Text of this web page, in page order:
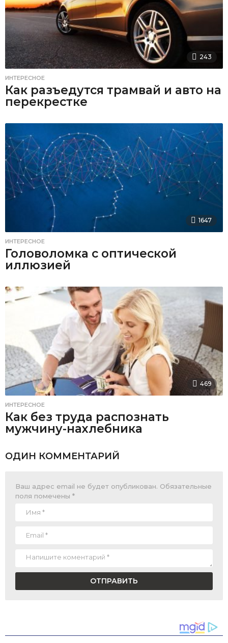
243
ИНТЕРЕСНОЕ
Как разъедутся трамвай и авто на
перекрестке
1647
ИНТЕРЕСНОЕ
Головоломка с оптической
иллюзией
469
ИНТЕРЕСНОЕ
Как без труда распознать
мужчину-нахлебника
ОДИН КОММЕНТАРИЙ
Ваш адрес email не будет опубликован. Обязательные
поля помечены *